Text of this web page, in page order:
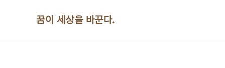
꿈이 세상을 바꾼다.